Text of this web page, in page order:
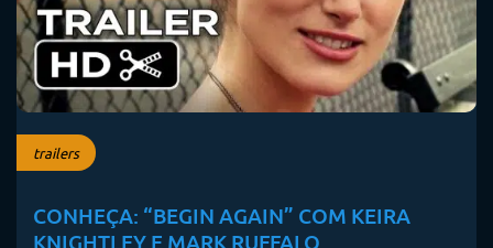
trailers
CONHEÇA: “BEGIN AGAIN” COM KEIRA
KNIGHTLEY E MARK RUFFALO